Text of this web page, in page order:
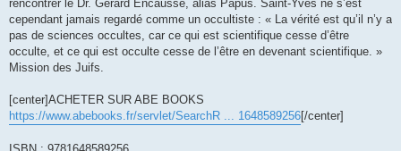
rencontrer le Dr. Gérard Encausse, alias Papus. Saint-Yves ne s’est
cependant jamais regardé comme un occultiste : « La vérité est qu’il n’y a
pas de sciences occultes, car ce qui est scientifique cesse d’être
occulte, et ce qui est occulte cesse de l’être en devenant scientifique. »
Mission des Juifs.
[center]ACHETER SUR ABE BOOKS
https://www.abebooks.fr/servlet/SearchR ... 1648589256[/center]